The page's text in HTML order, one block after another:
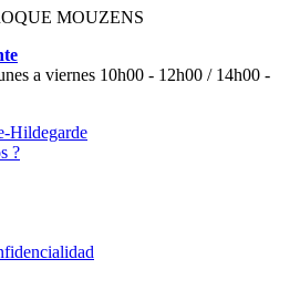
MOUZENS
a viernes 10h00 - 12h00 / 14h00 -
Hildegarde
?